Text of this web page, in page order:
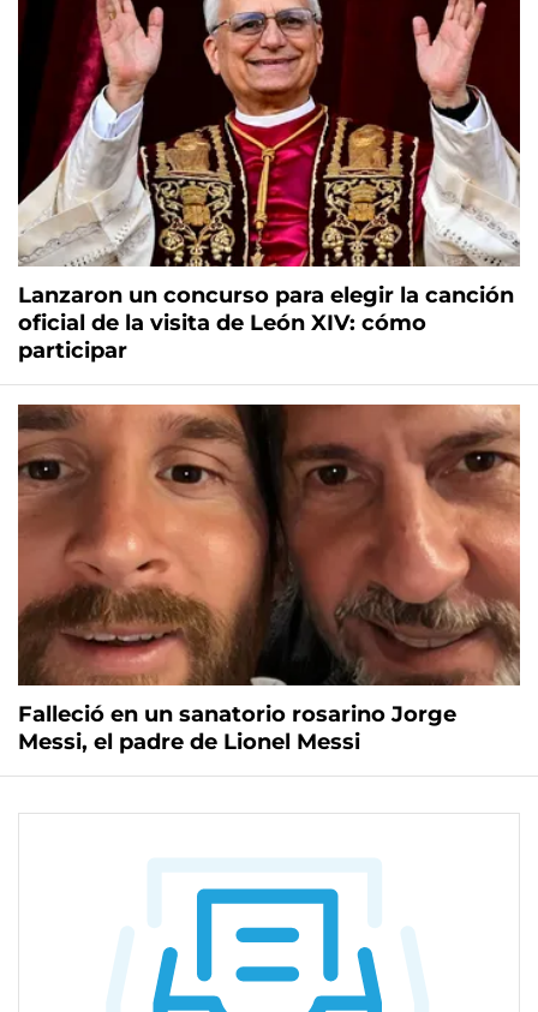
Lanzaron un concurso para elegir la canción
oficial de la visita de León XIV: cómo
participar
Falleció en un sanatorio rosarino Jorge
Messi, el padre de Lionel Messi